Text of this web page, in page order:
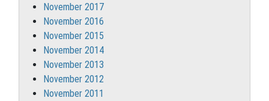
November 2017
November 2016
November 2015
November 2014
November 2013
November 2012
November 2011